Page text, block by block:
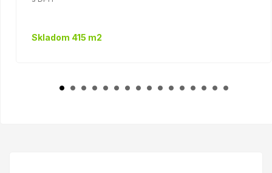
Skladom 415 m2